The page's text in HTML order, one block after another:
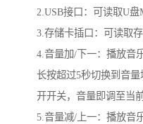
2.USB接口：可读取U盘
3.存储卡插口：可读取
4.音量加/下一：播放音
长按超过5秒切换到音
开开关，音量即调至当
5.音量减/上一：播放音